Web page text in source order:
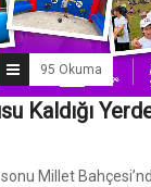
95 Okuma
Kaldığı
Millet